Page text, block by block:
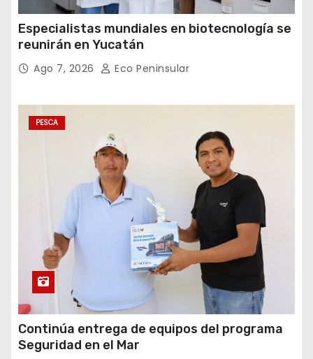
Especialistas mundiales en biotecnología se
reunirán en Yucatán
Ago 7, 2026 Eco Peninsular
PESCA
Continúa entrega de equipos del programa
Seguridad en el Mar